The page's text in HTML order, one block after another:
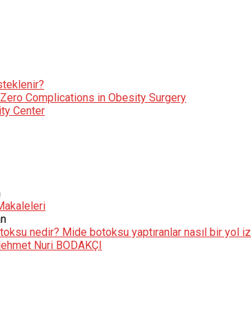
Complications in Obesity Surgery
Center
nedir? Mide botoksu yaptıranlar nasıl bir yol
Nuri BODAKÇI